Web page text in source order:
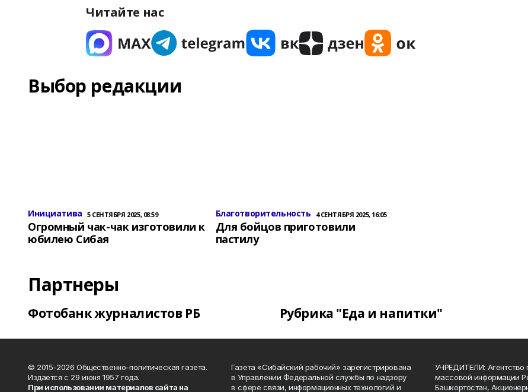
Читайте нас
Выбор редакции
Инициатива 5 СЕНТЯБРЯ 2025, 08:59
Огромный чак-чак изготовили к
юбилею Сибая
Благотворительность 4 СЕНТЯБРЯ 2025, 16:05
Для бойцов приготовили
пастилу
Партнеры
Фотобанк журналистов РБ Рубрика "Еда и напитки"
© 2015-2026 Общественно-политическая газета.
Издается с 29 июня 1957 года.
При использовании материалов сайта на
Газета «Сибайский рабочий» зарегистрирована
в Управлении Федеральной службы по надзору
в сфере связи, информационных технологий и
УЧРЕДИТЕЛИ: Агентство
массовой информации
Башкортостан,